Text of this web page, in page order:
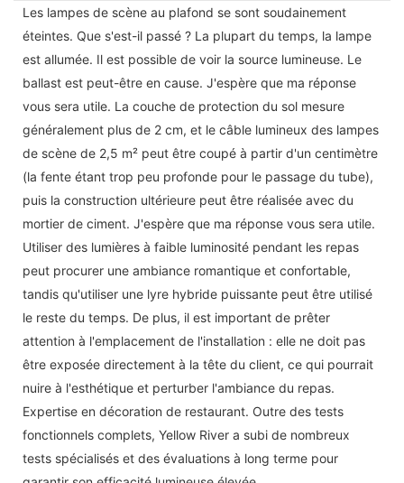
Les lampes de scène au plafond se sont soudainement
éteintes. Que s'est-il passé ? La plupart du temps, la lampe
est allumée. Il est possible de voir la source lumineuse. Le
ballast est peut-être en cause. J'espère que ma réponse
vous sera utile. La couche de protection du sol mesure
généralement plus de 2 cm, et le câble lumineux des lampes
de scène de 2,5 m² peut être coupé à partir d'un centimètre
(la fente étant trop peu profonde pour le passage du tube),
puis la construction ultérieure peut être réalisée avec du
mortier de ciment. J'espère que ma réponse vous sera utile.
Utiliser des lumières à faible luminosité pendant les repas
peut procurer une ambiance romantique et confortable,
tandis qu'utiliser une lyre hybride puissante peut être utilisé
le reste du temps. De plus, il est important de prêter
attention à l'emplacement de l'installation : elle ne doit pas
être exposée directement à la tête du client, ce qui pourrait
nuire à l'esthétique et perturber l'ambiance du repas.
Expertise en décoration de restaurant. Outre des tests
fonctionnels complets, Yellow River a subi de nombreux
tests spécialisés et des évaluations à long terme pour